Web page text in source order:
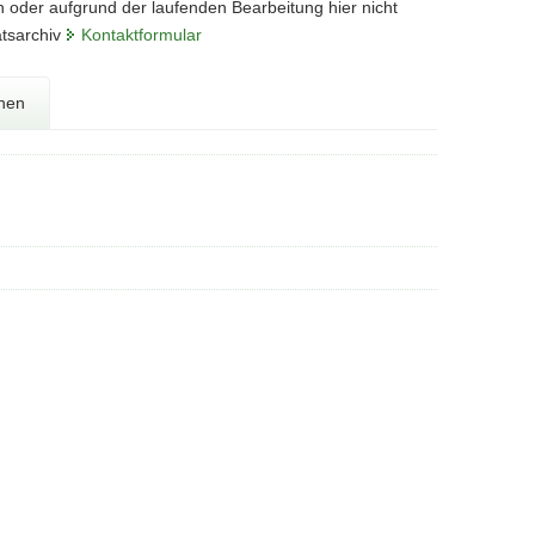
aufgrund der laufenden Bearbeitung hier nicht
Kontaktformular